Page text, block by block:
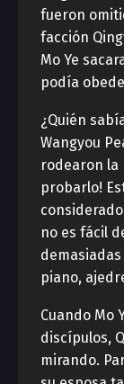
fueron
facción
Mo Ye
podía
¿Quién
Wangyou
rodearon la
probarlo!
no es fácil
piano,
Cuando Mo
discípulos,
mirando.